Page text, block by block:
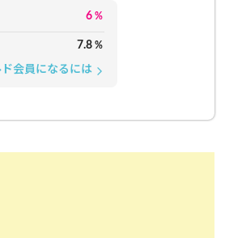
6 %
7.8 %
会員になるには arrow_forward_ios